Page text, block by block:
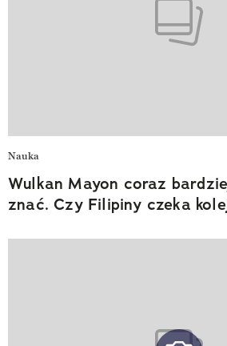
Nauka
Wulkan Mayon coraz
znać. Czy Filipiny czeka